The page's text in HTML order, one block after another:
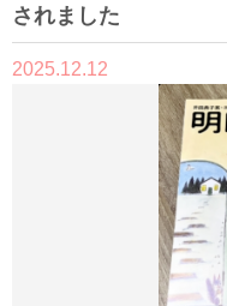
されました
2025.12.12